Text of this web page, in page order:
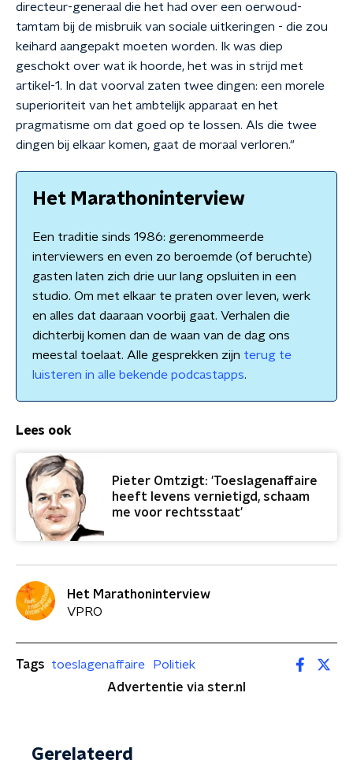
directeur-generaal die het had over een oerwoud-
tamtam bij de misbruik van sociale uitkeringen - die zou
keihard aangepakt moeten worden. Ik was diep
geschokt over wat ik hoorde, het was in strijd met
artikel-1. In dat voorval zaten twee dingen: een morele
superioriteit van het ambtelijk apparaat en het
pragmatisme om dat goed op te lossen. Als die twee
dingen bij elkaar komen, gaat de moraal verloren."
Het Marathoninterview
Een traditie sinds 1986: gerenommeerde
interviewers en even zo beroemde (of beruchte)
gasten laten zich drie uur lang opsluiten in een
studio. Om met elkaar te praten over leven, werk
en alles dat daaraan voorbij gaat. Verhalen die
dichterbij komen dan de waan van de dag ons
meestal toelaat. Alle gesprekken zijn terug te
luisteren in alle bekende podcastapps.
Lees ook
Pieter Omtzigt: 'Toeslagenaffaire
heeft levens vernietigd, schaam
me voor rechtsstaat'
Het Marathoninterview
VPRO
Tags toeslagenaffaire
Politiek
Advertentie via ster.nl
Gerelateerd